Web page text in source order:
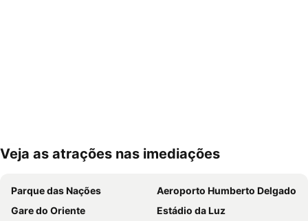
Ampliar mapa
Veja as atrações nas imediações
Parque das Nações
Aeroporto Humberto Delgado
Gare do Oriente
Estádio da Luz